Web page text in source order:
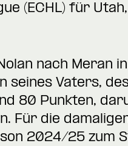
(ECHL) für
nach Meran
seines Vaters,
80 Punkten,
Für die
2024/25 zum